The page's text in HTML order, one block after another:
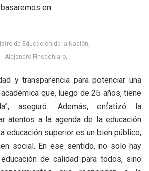
en
de Educación de la Nación,
Alejandro Finocchiaro,
y transparencia para potenciar una
que, luego de 25 años, tiene
aseguró. Además, enfatizó la
atentos a la agenda de la educación
educación superior es un bien público,
social. En ese sentido, no solo hay
de calidad para todos, sino